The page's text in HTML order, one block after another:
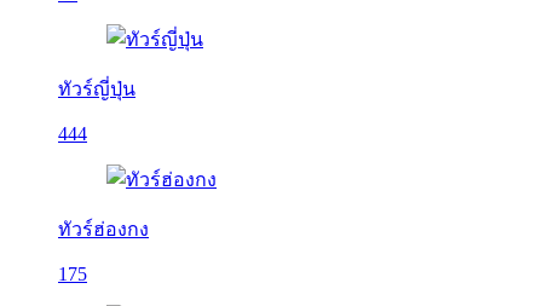
ทัวร์ญี่ปุ่น
444
ทัวร์ฮ่องกง
175